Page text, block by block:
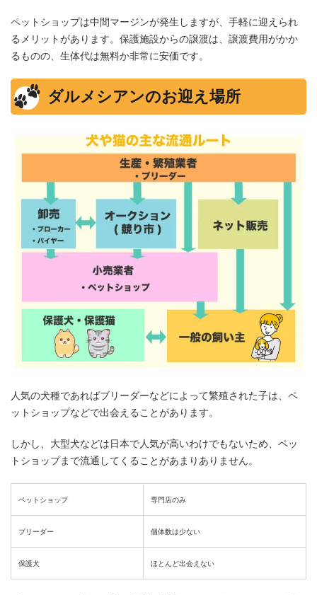
ペットショップは中間マージンが発生しますが、手軽に迎えられ
るメリットがあります。保護施設からの譲渡は、譲渡費用がかか
るものの、生体代は無料か非常に安価です。
ダルメシアンのお迎え場所
人気の犬種であればブリーダーなどによって繁殖された子は、ペ
ットショップなどで出会えることがあります。
しかし、大型犬などは日本で人気が高いわけでもないため、ペッ
トショップまで流通してくることがあまりありません。
ペットショップ 専門店のみ
ブリーダー 個体数は少ない
保護犬 ほとんど出会えない